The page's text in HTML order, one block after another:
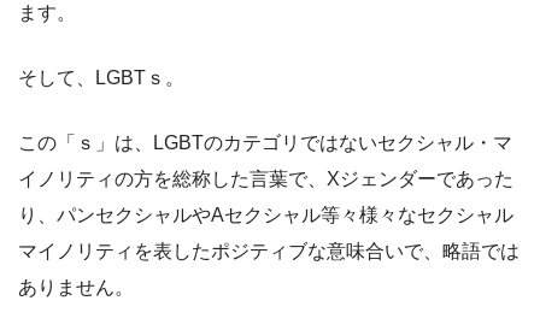
ます。
そして、LGBTｓ。
この「ｓ」は、LGBTのカテゴリではないセクシャル・マ
イノリティの方を総称した言葉で、Xジェンダーであった
り、パンセクシャルやAセクシャル等々様々なセクシャル
マイノリティを表したポジティブな意味合いで、略語では
ありません。